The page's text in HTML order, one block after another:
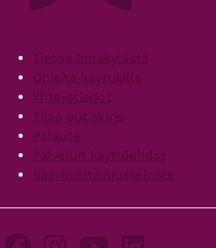
FooterTietoa Innokylästä
Ohjeita käyttäjille
Yhteystiedot
Tilaa uutiskirje
Palaute
Palvelun käyttöehdot
Saavutettavuusseloste